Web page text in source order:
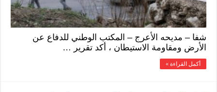
شفا – مديحه الأعرج – المكتب الوطني للدفاع عن
الأرض ومقاومة الاستيطان ، أكد تقرير …
أكمل القراءة »